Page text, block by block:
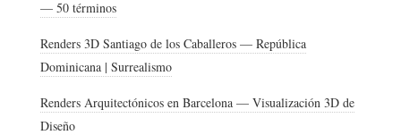
— 50 términos
Renders 3D Santiago de los Caballeros — República
Dominicana | Surrealismo
Renders Arquitectónicos en Barcelona — Visualización 3D de
Diseño